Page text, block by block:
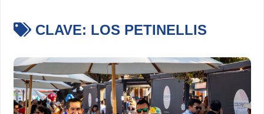
CLAVE: LOS PETINELLIS